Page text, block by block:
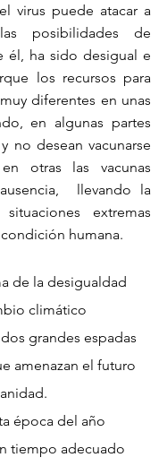
virus puede atacar a
posibilidades de
él, ha sido desigual e
los recursos para
diferentes en unas
en algunas partes
no desean vacunarse
otras las vacunas
llevando la
extremas
humana.
de la desigualdad
climático
grandes espadas
amenazan el futuro
época del año
tiempo adecuado